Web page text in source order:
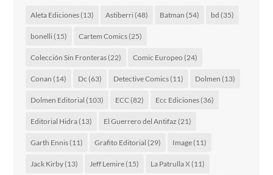
Aleta Ediciones(13) Astiberri(48) Batman (54) bd (35)
bonelli(15) Cartem Comics(25)
Colección Sin Fronteras(22) Comic Europeo (24)
Conan (14) Dc (63) Detective Comics(11) Dolmen (13)
Dolmen Editorial (103) ECC(82) Ecc Ediciones(36)
Editorial Hidra(13) El Guerrero del Antifaz (21)
Garth Ennis(11) Grafito Editorial (29) Image(11)
Jack Kirby(13) Jeff Lemire(15) La Patrulla X(11)